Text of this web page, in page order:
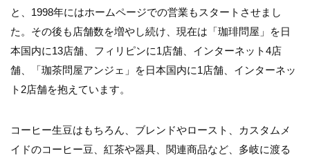
と、1998年にはホームページでの営業もスタートさせまし
た。その後も店舗数を増やし続け、現在は「珈琲問屋」を日
本国内に13店舗、フィリピンに1店舗、インターネット4店
舗、「珈茶問屋アンジェ」を日本国内に1店舗、インターネッ
ト2店舗を抱えています。
コーヒー生豆はもちろん、ブレンドやロースト、カスタムメ
イドのコーヒー豆、紅茶や器具、関連商品など、多岐に渡る